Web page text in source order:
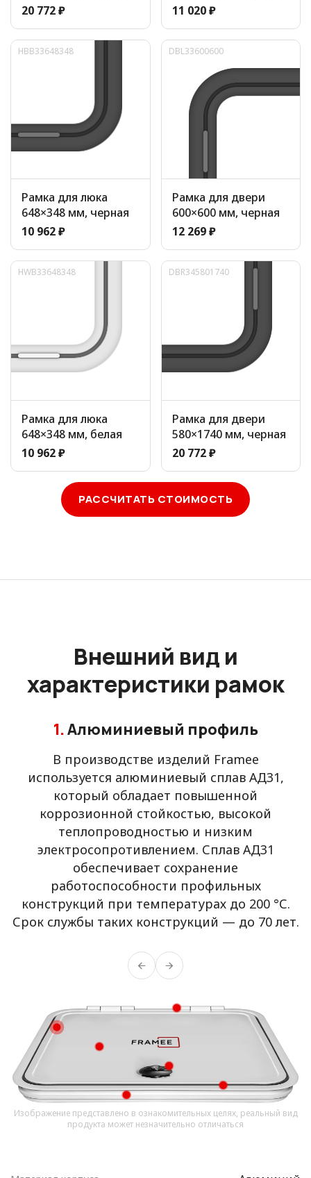
20 772 ₽
11 020 ₽
HBB33648348
Рамка для люка
648×348 мм, черная
10 962 ₽
DBL33600600
Рамка для двери
600×600 мм, черная
12 269 ₽
HWB33648348
Рамка для люка
648×348 мм, белая
10 962 ₽
DBR345801740
Рамка для двери
580×1740 мм, черная
20 772 ₽
РАССЧИТАТЬ СТОИМОСТЬ
Внешний вид и
характеристики рамок
1.Алюминиевый профиль
В производстве изделий Framee
используется алюминиевый сплав АД31,
который обладает повышенной
коррозионной стойкостью, высокой
теплопроводностью и низким
электросопротивлением. Сплав АД31
обеспечивает сохранение
работоспособности профильных
конструкций при температурах до 200 °С.
Срок службы таких конструкций — до 70 лет.
Изображение представлено в ознакомительных целях, реальный вид
продукта может незначительно отличаться